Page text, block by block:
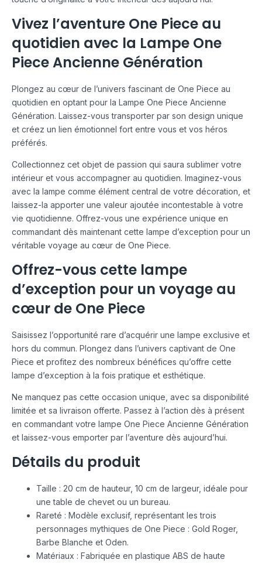
Vivez l’aventure One Piece au
quotidien avec la Lampe One
Piece Ancienne Génération
Plongez au cœur de l’univers fascinant de One Piece au
quotidien en optant pour la Lampe One Piece Ancienne
Génération. Laissez-vous transporter par son design unique
et créez un lien émotionnel fort entre vous et vos héros
préférés.
Collectionnez cet objet de passion qui saura sublimer votre
intérieur et vous accompagner au quotidien. Imaginez-vous
avec la lampe comme élément central de votre décoration, et
laissez-la apporter une valeur ajoutée incontestable à votre
vie quotidienne. Offrez-vous une expérience unique en
commandant dès maintenant cette lampe d’exception pour un
véritable voyage au cœur de One Piece.
Offrez-vous cette lampe
d’exception pour un voyage au
cœur de One Piece
Saisissez l’opportunité rare d’acquérir une lampe exclusive et
hors du commun. Plongez dans l’univers captivant de One
Piece et profitez des nombreux bénéfices qu’offre cette
lampe d’exception à la fois pratique et esthétique.
Ne manquez pas cette occasion unique, avec sa disponibilité
limitée et sa livraison offerte. Passez à l’action dès à présent
en commandant votre lampe One Piece Ancienne Génération
et laissez-vous emporter par l’aventure dès aujourd’hui.
Détails du produit
Taille : 20 cm de hauteur, 10 cm de largeur, idéale pour
une table de chevet ou un bureau.
Rareté : Modèle exclusif, représentant les trois
personnages mythiques de One Piece : Gold Roger,
Barbe Blanche et Oden.
Matériaux : Fabriquée en plastique ABS de haute